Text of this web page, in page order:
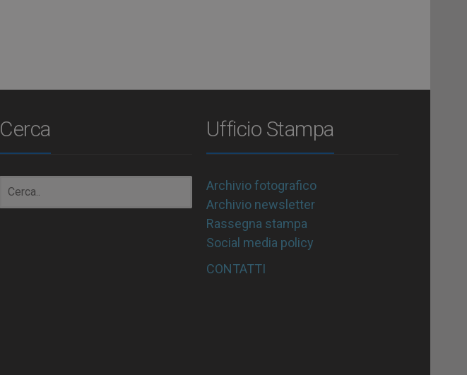
Cerca Ufficio Stampa
Archivio fotografico
Archivio newsletter
Rassegna stampa
Social media policy
CONTATTI